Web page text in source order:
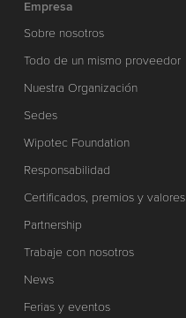
Empresa
Sobre nosotros
Todo de un mismo proveedor
Nuestra Organización
Sedes
Wipotec Foundation
Responsabilidad
Certificados, premios y valores
Partnership
Trabaje con nosotros
News
Ferias y eventos